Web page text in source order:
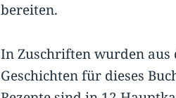
bereiten.
In Zuschriften wurden aus
Geschichten für dieses